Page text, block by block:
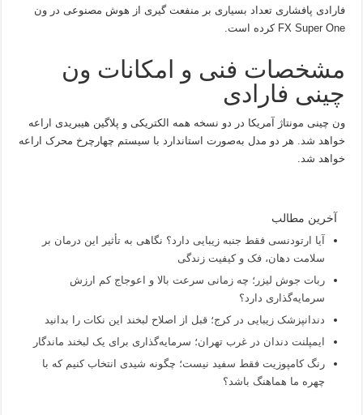
فارادی پافشاری تعداد بسیاری بر منفعت گیری از هوش مصنوعی در ون
FX Super One کرده است.
مشخصات فنی و امکانات ون
چینی فارادی
ون چینی مونتاژ آمریکا در دو نسخه همه الکتریکی و پلاگین هیبریدی اراعه
خواهد شد. هر دو مدل به‌صورت استاندارد با سیستم چهارچرخ محرک اراعه
خواهد شد.
آخرین مطالب
آیا ارتودنسی فقط جنبه زیبایی دارد؟ نگاهی به تأثیر این درمان بر
سلامت دهان، فک و کیفیت زندگی
ربات جوش لیزر؛ چه زمانی سرعت بالا و اعوجاج کم ارزش
سرمایه‌گذاری دارد؟
دندانپزشک زیبایی در کرج؛ قبل از اصلاح لبخند این نکات را بدانید
ایمپلنت دندان در غرب تهران؛ سرمایه‌گذاری برای یک لبخند ماندگار
رنگ کامپوزیت فقط سفید نیست؛ چگونه شیدی انتخاب کنیم که با
چهره ما هماهنگ باشد؟